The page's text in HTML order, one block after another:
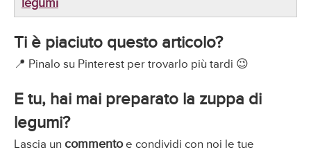
legumi
Ti è piaciuto questo articolo?
📍 Pinalo su Pinterest per trovarlo più tardi 😉
E tu, hai mai preparato la zuppa di
legumi?
Lascia un commentoe condividi con noi le tue